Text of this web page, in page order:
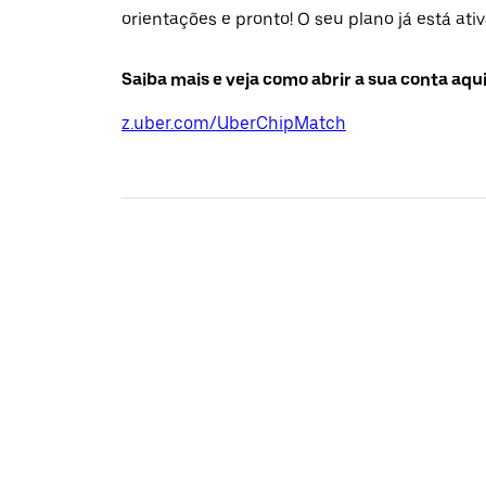
orientações e pronto! O seu plano já está
Saiba mais e veja como abrir a sua conta
z.uber.com/UberChipMatch